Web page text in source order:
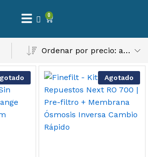
0
Ordenar por precio: alto a bajo
Agotado
En Filtración